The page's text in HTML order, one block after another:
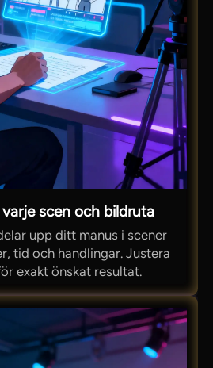
scen och bildruta
upp ditt manus i scener
tid och handlingar. Justera
exakt önskat resultat.